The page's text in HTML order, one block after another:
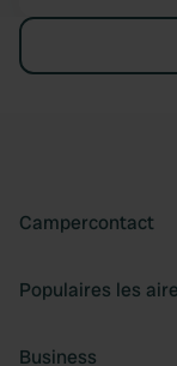
Campercontact
Populaires les
Business